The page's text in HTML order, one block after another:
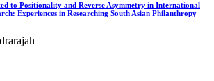
to Positionality and Reverse Asymmetry in International
Experiences in Researching South Asian Philanthropy